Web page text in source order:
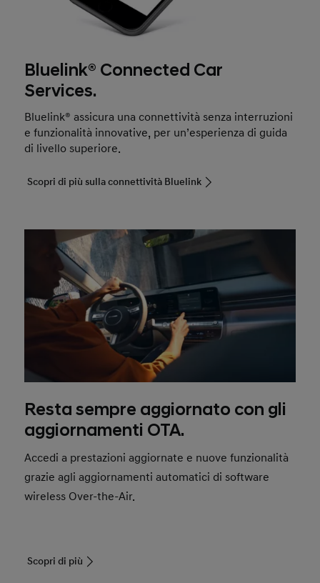
Bluelink® Connected Car
Services.
Bluelink® assicura una connettività senza interruzioni
e funzionalità innovative, per un’esperienza di guida
di livello superiore.
Scopri di più sulla connettività Bluelink
Resta sempre aggiornato con gli
aggiornamenti OTA.
Accedi a prestazioni aggiornate e nuove funzionalità
grazie agli aggiornamenti automatici di software
wireless Over-the-Air.
Scopri di più